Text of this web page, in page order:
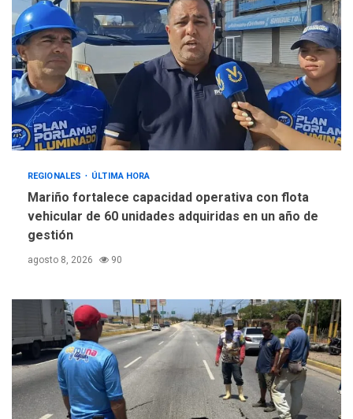
REGIONALES ÚLTIMA HORA
Mariño fortalece capacidad operativa con flota
vehicular de 60 unidades adquiridas en un año de
gestión
agosto 8, 2026 90